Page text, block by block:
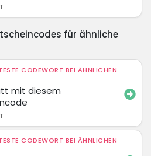
für ähnliche
CODEWORT BEI ÄHNLICHEN
mit diesem
CODEWORT BEI ÄHNLICHEN